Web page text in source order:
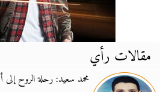
مقالات رأي
محمد سعيد: رحلة الروح إلى